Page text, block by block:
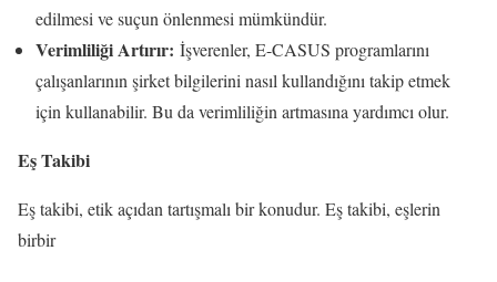
edilmesi ve suçun önlenmesi mümkündür.
Verimliliği Artırır: İşverenler, E-CASUS programlarını
çalışanlarının şirket bilgilerini nasıl kullandığını takip etmek
için kullanabilir. Bu da verimliliğin artmasına yardımcı olur.
Eş Takibi
Eş takibi, etik açıdan tartışmalı bir konudur. Eş takibi, eşlerin
birbir